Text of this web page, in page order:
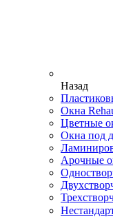
Назад
Окна
Цветные
Окна под
Арочные